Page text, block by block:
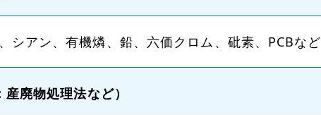
シアン、有機燐、鉛、六価クロム、砒素、PCBなど
廃物処理法など）